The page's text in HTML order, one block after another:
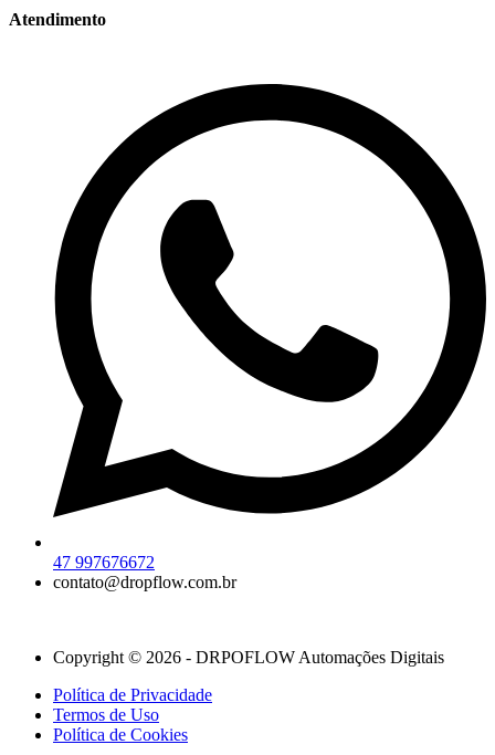
Atendimento
47 997676672
contato@dropflow.com.br
Copyright © 2026 - DRPOFLOW Automações Digitais
Política de Privacidade
Termos de Uso
Política de Cookies